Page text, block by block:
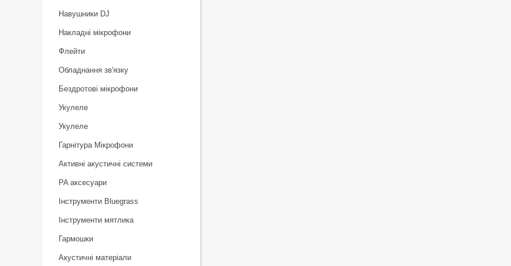
Навушники DJ
Накладні мікрофони
Флейти
Обладнання зв'язку
Бездротові мікрофони
Укулеле
Укулеле
Гарнітура Мікрофони
Активні акустичні системи
PA аксесуари
Інструменти Bluegrass
Інструменти мятлика
Гармошки
Акустичні матеріали